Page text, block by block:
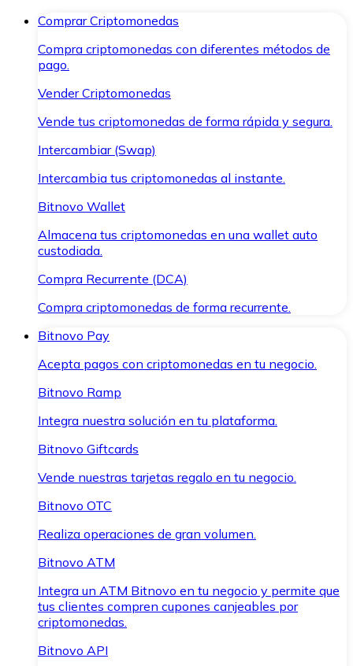
Comprar Criptomonedas
Compra criptomonedas con diferentes métodos de
pago.
Vender Criptomonedas
Vende tus criptomonedas de forma rápida y segura.
Intercambiar (Swap)
Intercambia tus criptomonedas al instante.
Bitnovo Wallet
Almacena tus criptomonedas en una wallet auto
custodiada.
Compra Recurrente (DCA)
Compra criptomonedas de forma recurrente.
Bitnovo Pay
Acepta pagos con criptomonedas en tu negocio.
Bitnovo Ramp
Integra nuestra solución en tu plataforma.
Bitnovo Giftcards
Vende nuestras tarjetas regalo en tu negocio.
Bitnovo OTC
Realiza operaciones de gran volumen.
Bitnovo ATM
Integra un ATM Bitnovo en tu negocio y permite que
tus clientes compren cupones canjeables por
criptomonedas.
Bitnovo API